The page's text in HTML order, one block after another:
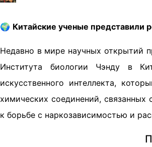
🌍 Китайские ученые представили
Недавно в мире научных открытий
Института биологии Чэнду в
искусственного интеллекта,
химических соединений,
к борьбе с наркозависимостью и